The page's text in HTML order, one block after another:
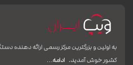
به اولین و بزرگترین مرکز رسمی ارائه دهنده
کشور خوش آمدید. ادامه…